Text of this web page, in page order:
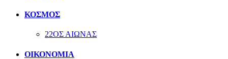
ΚΟΣΜΟΣ
22ΟΣ ΑΙΩΝΑΣ
ΟΙΚΟΝΟΜΙΑ